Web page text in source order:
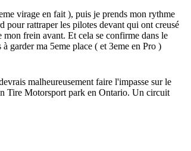
virage en fait ), puis je prends mon rythme
pour rattraper les pilotes devant qui ont creusé
frein avant. Et cela se confirme dans le
garder ma 5eme place ( et 3eme en Pro )
malheureusement faire l'impasse sur le
Tire Motorsport park en Ontario. Un circuit